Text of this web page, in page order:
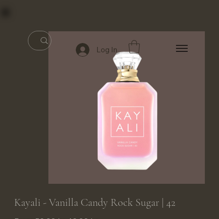
Log In
Kayali - Vanilla Candy Rock Sugar | 42